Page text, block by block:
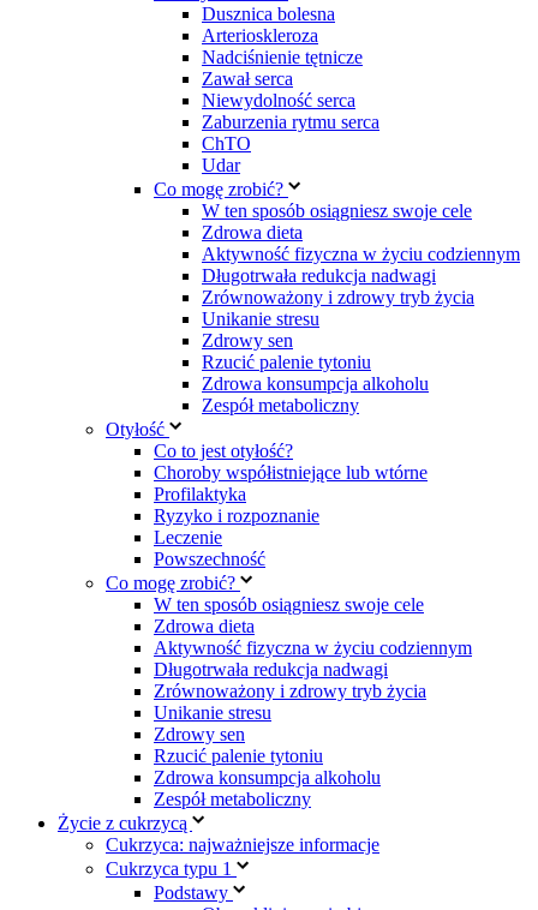
Dusznica bolesna
Arterioskleroza
Nadciśnienie tętnicze
Zawał serca
Niewydolność serca
Zaburzenia rytmu serca
ChTO
Udar
Co mogę zrobić?
W ten sposób osiągniesz swoje cele
Zdrowa dieta
Aktywność fizyczna w życiu codziennym
Długotrwała redukcja nadwagi
Zrównoważony i zdrowy tryb życia
Unikanie stresu
Zdrowy sen
Rzucić palenie tytoniu
Zdrowa konsumpcja alkoholu
Zespół metaboliczny
Otyłość
Co to jest otyłość?
Choroby współistniejące lub wtórne
Profilaktyka
Ryzyko i rozpoznanie
Leczenie
Powszechność
Co mogę zrobić?
W ten sposób osiągniesz swoje cele
Zdrowa dieta
Aktywność fizyczna w życiu codziennym
Długotrwała redukcja nadwagi
Zrównoważony i zdrowy tryb życia
Unikanie stresu
Zdrowy sen
Rzucić palenie tytoniu
Zdrowa konsumpcja alkoholu
Zespół metaboliczny
Życie z cukrzycą
Cukrzyca: najważniejsze informacje
Cukrzyca typu 1
Podstawy